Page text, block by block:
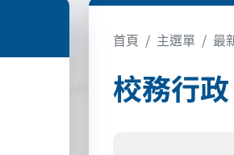
首頁 主選單 最
校務行政